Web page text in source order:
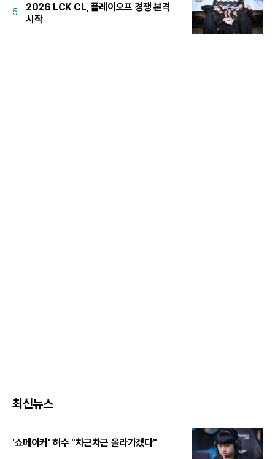
5
2026 LCK CL, 플레이오프 경쟁 본격
시작
최신뉴스
'쇼메이커' 허수 "차근차근 올라가겠다"